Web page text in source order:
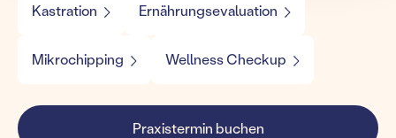
Kastration Ernährungsevaluation
Mikrochipping Wellness Checkup
Praxistermin buchen